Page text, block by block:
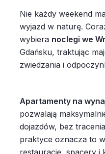
Nie każdy weekend
wyjazd w naturę.
wybiera noclegi we
Gdańsku, traktując
zwiedzania i
Apartamenty na
pozwalają
dojazdów, bez
praktyce oznacza to
restauracje, spacery i